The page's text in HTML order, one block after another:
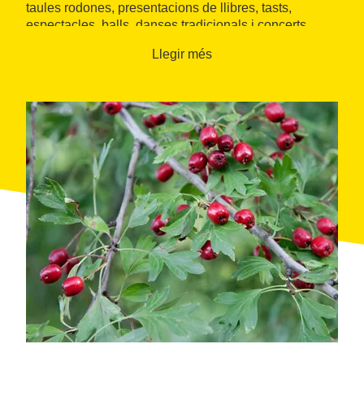
taules rodones, presentacions de llibres, tasts,
espectacles, balls, danses tradicionals i concerts
tradicional. Entre les diferents activitats que
s'ofereixen trobareu tallers, sortides, visites guiades,
concerts o espectacles familiars.
Els visitants que s'apropin a la vall de la Vansa i
Tuixent durant aquest cap de setmana podran
participar en
itineraris botànics i naturalistespels
voltants, així com en diversos tallers i visites guiades
al
Museu de les Trementinaires.
Llegir més